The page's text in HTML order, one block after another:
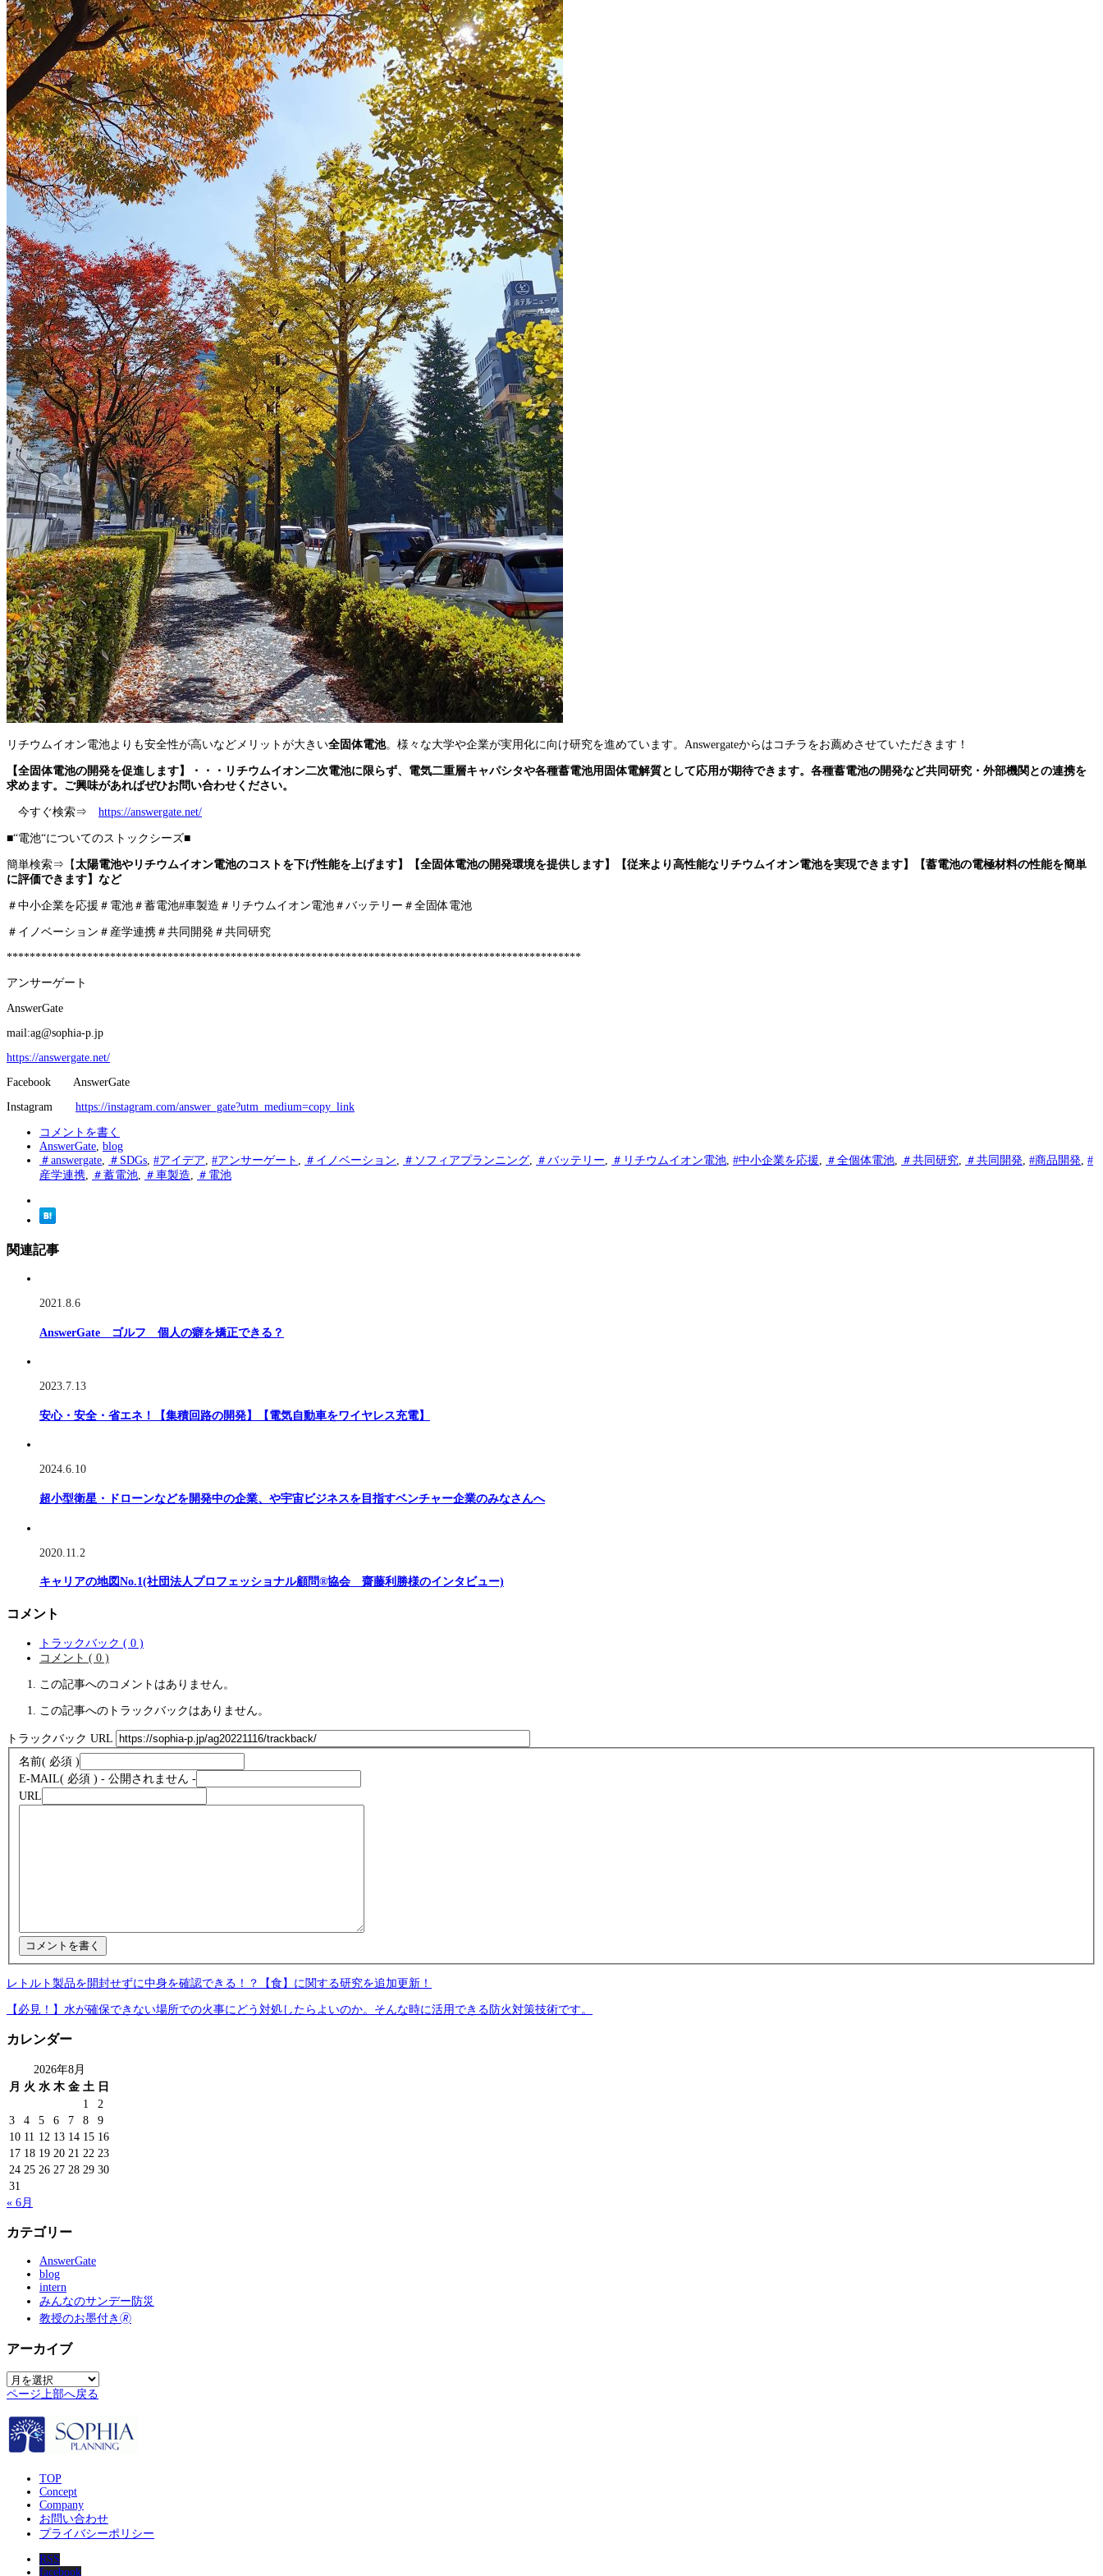
リチウムイオン電池よりも安全性が高いなどメリットが大きい全固体電池。様々な大学や企業が実用化に向け研究を進めています。Answergateからはコチラをお薦めさせていただきます！
【全固体電池の開発を促進します】・・・リチウムイオン二次電池に限らず、電気二重層キャパシタや各種蓄電池用固体電解質として応用が期待できます。各種蓄電池の開発など共同研究・外部機関との連携を
求めます。ご興味があればぜひお問い合わせください。
今すぐ検索⇒ https://answergate.net/
■“電池“についてのストックシーズ■
簡単検索⇒【太陽電池やリチウムイオン電池のコストを下げ性能を上げます】【全固体電池の開発環境を提供します】【従来より高性能なリチウムイオン電池を実現できます】【蓄電池の電極材料の性能を簡単
に評価できます】など
＃中小企業を応援＃電池＃蓄電池#車製造＃リチウムイオン電池＃バッテリー＃全固体電池
＃イノベーション＃産学連携＃共同開発＃共同研究
****************************************************************************************************
アンサーゲート
AnswerGate
mail:ag@sophia-p.jp
https://answergate.net/
Facebook AnswerGate
Instagram https://instagram.com/answer_gate?utm_medium=copy_link
コメントを書く
AnswerGate, blog
＃answergate, ＃SDGs, #アイデア, #アンサーゲート , ＃イノベーション, ＃ソフィアプランニング, ＃バッテリー, ＃リチウムイオン電池, #中小企業を応援, ＃全個体電池, ＃共同研究, ＃共同開発, #商品開発, #
産学連携, ＃蓄電池, ＃車製造, ＃電池
関連記事
2021.8.6
AnswerGate ゴルフ 個人の癖を矯正できる？
2023.7.13
安心・安全・省エネ！【集積回路の開発】【電気自動車をワイヤレス充電】
2024.6.10
超小型衛星・ドローンなどを開発中の企業、や宇宙ビジネスを目指すベンチャー企業のみなさんへ
2020.11.2
キャリアの地図No.1(社団法人プロフェッショナル顧問®協会 齋藤利勝様のインタビュー)
コメント
トラックバック ( 0 )
コメント ( 0 )
この記事へのコメントはありません。
この記事へのトラックバックはありません。
トラックバック URL
名前( 必須 )
E-MAIL( 必須 ) - 公開されません -
URL
レトルト製品を開封せずに中身を確認できる！？【食】に関する研究を追加更新！
【必見！】水が確保できない場所での火事にどう対処したらよいのか。そんな時に活用できる防火対策技術です。
カレンダー
2026年8月
月 火 水 木 金 土 日
1
2
3
4 5 6 7 8
9
10 11 12 13 14 15 16
17 18 19 20 21 22 23
24 25 26 27 28 29 30
31
« 6月
カテゴリー
AnswerGate
blog
intern
みんなのサンデー防災
教授のお墨付き🄬
アーカイブ
ア
ー
イ
ブ
ページ上部へ戻る
TOP
Concept
Company
お問い合わせ
プライバシーポリシー
RSS
facebook